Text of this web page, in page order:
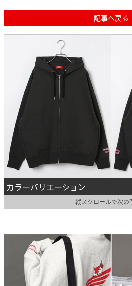
記事へ戻る
カラーバリエーション
縦スクロールで次の